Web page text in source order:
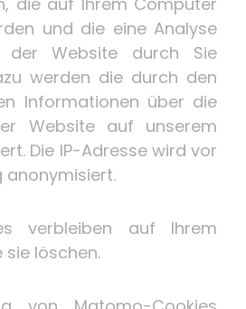
und die eine Analyse
der Website durch Sie
werden die durch den
Informationen über die
Website auf unserem
Die IP-Adresse wird vor
anonymisiert.
verbleiben auf Ihrem
sie löschen.